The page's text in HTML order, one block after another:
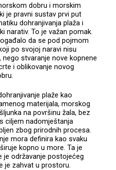
dobru i morskim
je pravni sustav prvi put
dohranjivanja plaža i
narativ. To je važan pomak.
da se pod pojmom
po svojoj naravi nisu
stvaranje nove kopnene
i oblikovanje novog
plaže kao
materijala, morskog
na površinu žala, bez
ciljem nadomještanja
zbog prirodnih procesa.
mora definira kao svaku
kopno u more. Ta je
je održavanje postojećeg
je zahvat u prostoru.